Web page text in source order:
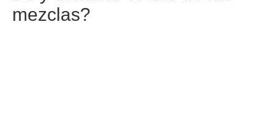
mezclas?